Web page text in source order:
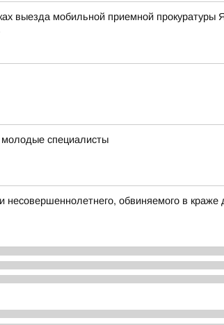
выезда мобильной приемной
специалисты
обвиняемого в краже